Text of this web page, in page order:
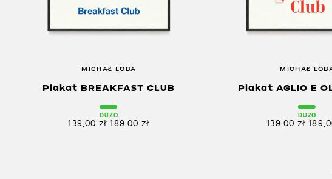
MICHAŁ LOBA
Plakat BREAKFAST CLUB
DUŻO
139,00 zł 189,00 zł
MICHAŁ
Plakat AGLIO E
DUŻO
139,00 zł